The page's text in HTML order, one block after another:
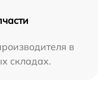
в
складах.